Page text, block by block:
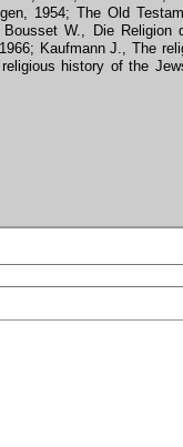
1954; The Old
W., Die Religion
Kaufmann J., The
history of the